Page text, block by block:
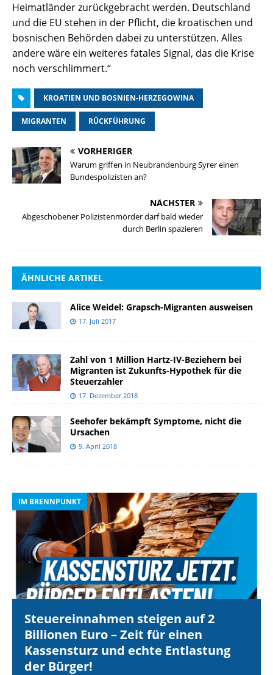
Heimatländer zurückgebracht werden. Deutschland
und die EU stehen in der Pflicht, die kroatischen und
bosnischen Behörden dabei zu unterstützen. Alles
andere wäre ein weiteres fatales Signal, das die Krise
noch verschlimmert.“
KROATIEN UND BOSNIEN-HERZEGOWINA
MIGRANTEN RÜCKFÜHRUNG
VORHERIGER
Warum griffen in Neubrandenburg Syrer einen
Bundespolizisten an?
NÄCHSTER
Abgeschobener Polizistenmörder darf bald wieder
durch Berlin spazieren
ÄHNLICHE ARTIKEL
Alice Weidel: Grapsch-Migranten ausweisen
17. Juli 2017
Zahl von 1 Million Hartz-IV-Beziehern bei
Migranten ist Zukunfts-Hypothek für die
Steuerzahler
17. Dezember 2018
Seehofer bekämpft Symptome, nicht die
Ursachen
9. April 2018
IM BRENNPUNKT
Steuereinnahmen steigen auf 2
Billionen Euro – Zeit für einen
Kassensturz und echte Entlastung
der Bürger!